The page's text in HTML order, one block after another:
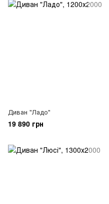
Диван "Ладо"
19 890 грн